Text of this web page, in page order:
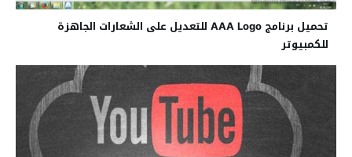
تحميل برنامج AAA Logo للتعديل على الشعارات الجاهزة
للكمبيوتر